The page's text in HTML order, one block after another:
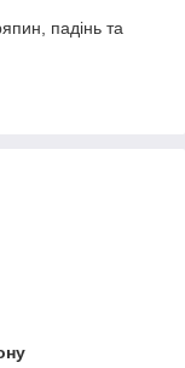
падінь та